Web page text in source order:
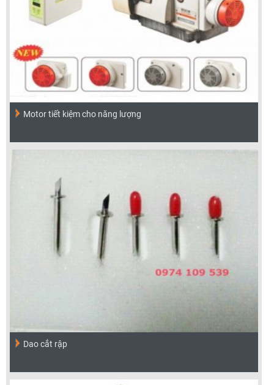
Motor tiết kiệm cho năng lượng
Dao cắt rập